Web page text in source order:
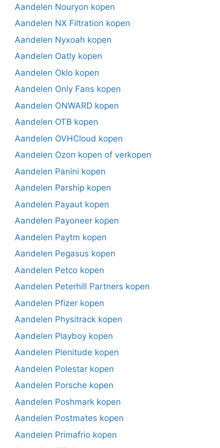
Aandelen Nouryon kopen
Aandelen NX Filtration kopen
Aandelen Nyxoah kopen
Aandelen Oatly kopen
Aandelen Oklo kopen
Aandelen Only Fans kopen
Aandelen ONWARD kopen
Aandelen OTB kopen
Aandelen OVHCloud kopen
Aandelen Ozon kopen of verkopen
Aandelen Panini kopen
Aandelen Parship kopen
Aandelen Payaut kopen
Aandelen Payoneer kopen
Aandelen Paytm kopen
Aandelen Pegasus kopen
Aandelen Petco kopen
Aandelen Peterhill Partners kopen
Aandelen Pfizer kopen
Aandelen Physitrack kopen
Aandelen Playboy kopen
Aandelen Plenitude kopen
Aandelen Polestar kopen
Aandelen Porsche kopen
Aandelen Poshmark kopen
Aandelen Postmates kopen
Aandelen Primafrio kopen